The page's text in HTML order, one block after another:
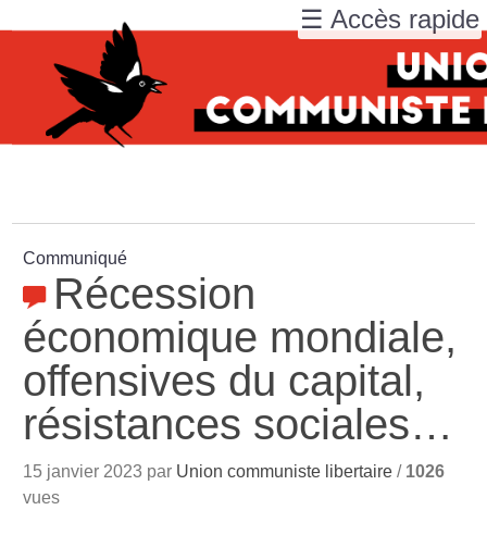
Communiqué
Récession
économique mondiale,
offensives du capital,
résistances sociales…
15 janvier 2023 par Union communiste libertaire / 1026
vues
☰ Accès rapide